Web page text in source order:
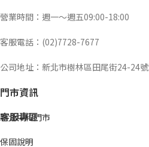
營業時間：週一～週五09:00-18:00
客服電話：(02)7728-7677
公司地址：新北市樹林區田尾街24-24號
門市資訊
新北中和門市
客服專區
保固說明